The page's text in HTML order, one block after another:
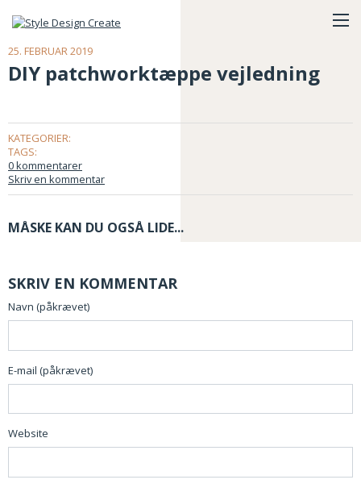
25. FEBRUAR 2019
DIY patchworktæppe vejledning
KATEGORIER:
TAGS:
0 kommentarer
Skriv en kommentar
MÅSKE KAN DU OGSÅ LIDE...
SKRIV EN KOMMENTAR
Navn (påkrævet)
E-mail (påkrævet)
Website